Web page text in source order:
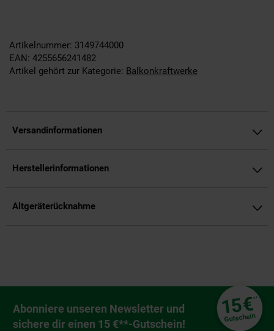
Artikelnummer: 3149744000
EAN: 4255656241482
Artikel gehört zur Kategorie: Balkonkraftwerke
Versandinformationen
Herstellerinformationen
Altgeräterücknahme
Newsletter Anmeldung
Abonniere unseren Newsletter und
sichere dir einen 15 €**-Gutschein!
15€**
Gutschein